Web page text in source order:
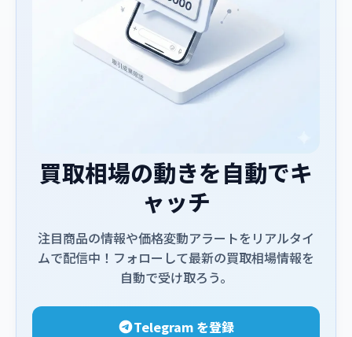
買取相場の動きを自動でキ
ャッチ
注目商品の情報や価格変動アラートをリアルタイ
ムで配信中！フォローして最新の買取相場情報を
自動で受け取ろう。
Telegram を登録